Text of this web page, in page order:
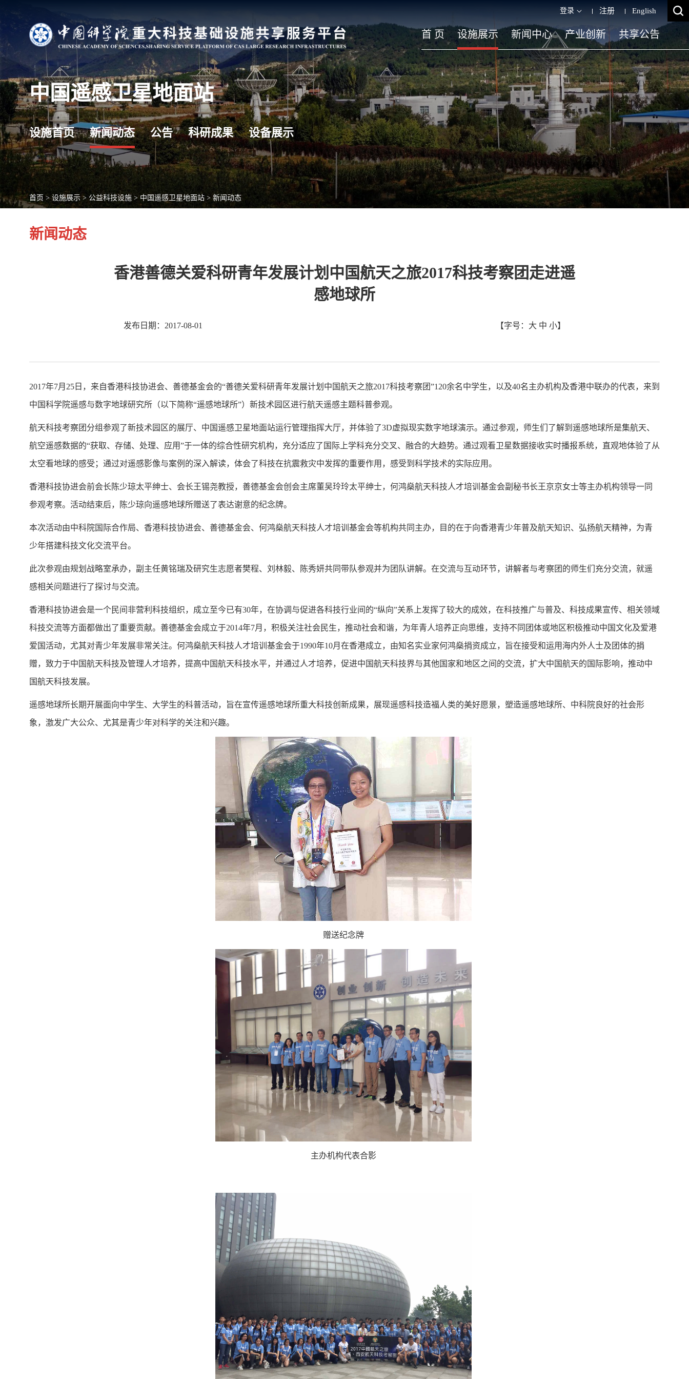
登录 注册 English
首 页 设施展示 新闻中心 产业创新 共享公告
中国遥感卫星地面站
设施首页 新闻动态 公告 科研成果 设备展示
首页 >设施展示 >公益科技设施 > 中国遥感卫星地面站 >新闻动态
新闻动态
香港善德关爱科研青年发展计划中国航天之旅2017科技考察团走进遥
感地球所
发布日期：2017-08-01 【字号： 大 中 小】
2017年7月 25 日，来自香港科技协进会、善德基金会的“善德关爱科研青年发展计划中国航天之旅2017科技考察团”120余名中学生，以及40名主办机构及香港中联办的代表，来到
中国科学院遥感与数字地球研究所（以下简称“遥感地球所”）新技术园区进行航天遥感主题科普参观。
航天科技考察团分组参观了新技术园区的展厅、中国遥感卫星地面站运行管理指挥大厅，并体验了3D虚拟现实数字地球演示。通过参观，师生们了解到遥感地球所是集航天、
航空遥感数据的“获取、存储、处理、应用”于一体的综合性研究机构，充分适应了国际上学科充分交叉、融合的大趋势。通过观看卫星数据接收实时播报系统，直观地体验了从
太空看地球的感受；通过对遥感影像与案例的深入解读，体会了科技在抗震救灾中发挥的重要作用，感受到科学技术的实际应用。
香港科技协进会前会长陈少琼太平绅士、会长王锡尧教授，善德基金会创会主席董吴玲玲太平绅士，何鸿燊航天科技人才培训基金会副秘书长王京京女士等主办机构领导一同
参观考察。活动结束后，陈少琼向遥感地球所赠送了表达谢意的纪念牌。
本次活动由中科院国际合作局、香港科技协进会、善德基金会、何鸿燊航天科技人才培训基金会等机构共同主办，目的在于向香港青少年普及航天知识、弘扬航天精神，为青
少年搭建科技文化交流平台。
此次参观由规划战略室承办，副主任黄铭瑞及研究生志愿者樊程、刘林毅、陈秀妍共同带队参观并为团队讲解。在交流与互动环节，讲解者与考察团的师生们充分交流，就遥
感相关问题进行了探讨与交流。
香港科技协进会是一个民间非营利科技组织，成立至今已有30年，在协调与促进各科技行业间的“纵向”关系上发挥了较大的成效，在科技推广与普及、科技成果宣传、相关领域
科技交流等方面都做出了重要贡献。善德基金会成立于2014年7月，积极关注社会民生，推动社会和谐，为年青人培养正向思维，支持不同团体或地区积极推动中国文化及爱港
爱国活动，尤其对青少年发展非常关注。何鸿燊航天科技人才培训基金会于1990年10月在香港成立，由知名实业家何鸿燊捐资成立，旨在接受和运用海内外人士及团体的捐
赠，致力于中国航天科技及管理人才培养，提高中国航天科技水平，并通过人才培养，促进中国航天科技界与其他国家和地区之间的交流，扩大中国航天的国际影响，推动中
国航天科技发展。
遥感地球所长期开展面向中学生、大学生的科普活动，旨在宣传遥感地球所重大科技创新成果，展现遥感科技造福人类的美好愿景，塑造遥感地球所、中科院良好的社会形
象，激发广大公众、尤其是青少年对科学的关注和兴趣。
赠送纪念牌
主办机构代表合影